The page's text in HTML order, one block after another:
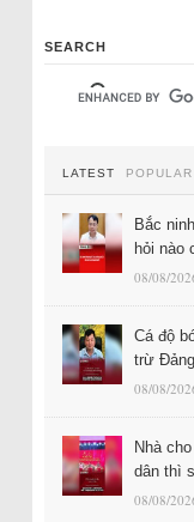
SEARCH
LATEST POPULAR
Bắc
hỏi nào
08/08/
Cá độ
trừ Đảng
08/08/
Nhà
dân thì
08/08/